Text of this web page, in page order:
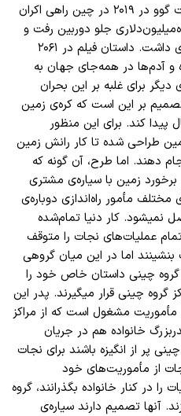
«زمین سرگردان» به کارگردانی فرانت گوو در ۲۰۱۹ در چین راهی اکران
میلیوندلاری جلو دوربین رفت و
دلاری داشت. داستان فیلم در ۲۰۶۱
و آدمها در همهجای جهان به
برای غلبه بر این بحران
بر این است که کرهی زمین
کند. برای این منظور
طراحی شده تا کار رانش زمین
دهند. اما طرح، آن گونه که
زمین با سیارهی مشتری
مختلف مأمور راهاندازی دوبارهی
نمیشود. کار دنیا تمامشده
عملیاتهای نجات را متوقف
اما در این میان گروهی
گروه چینی داستان خاص خود را
چینی قرار میگیرند. پدر این
مأموریت مشغول است که از مراکز
خانواده هم در جریان
پر از انگیزه باشند برای نجات
از مأموریتهای خود
را در کنار خانواده بگذرانند، گروه
آنها تصمیم دارند سیارهی